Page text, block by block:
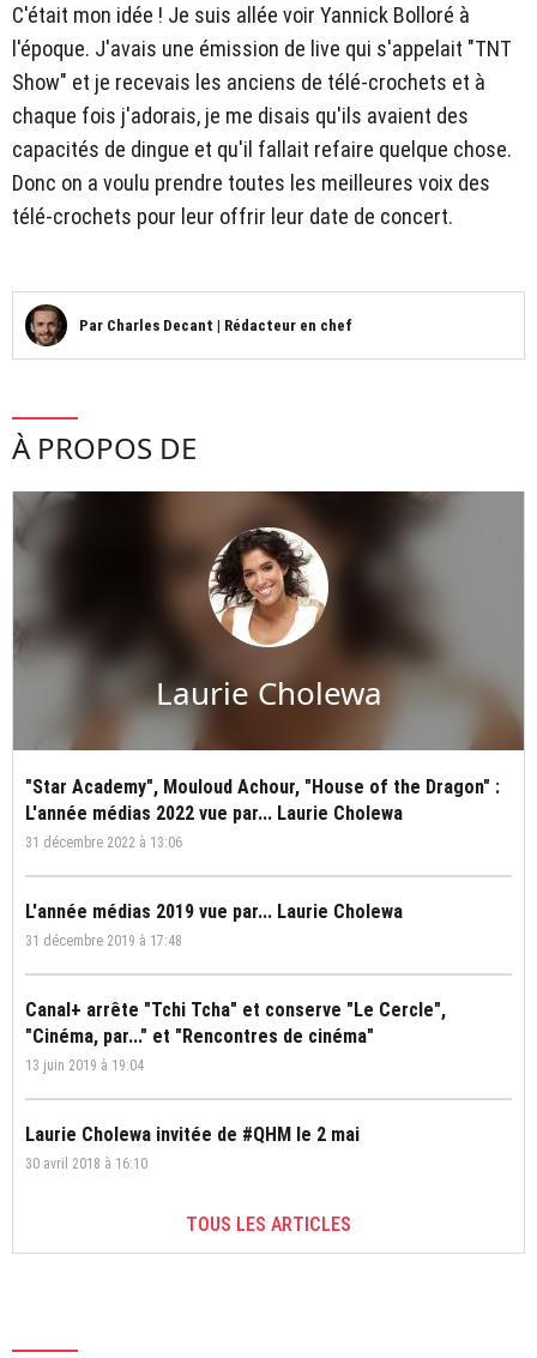
C'était mon idée ! Je suis allée voir Yannick Bolloré à
l'époque. J'avais une émission de live qui s'appelait "TNT
Show" et je recevais les anciens de télé-crochets et à
chaque fois j'adorais, je me disais qu'ils avaient des
capacités de dingue et qu'il fallait refaire quelque chose.
Donc on a voulu prendre toutes les meilleures voix des
télé-crochets pour leur offrir leur date de concert.
Par Charles Decant | Rédacteur en chef
À PROPOS DE
Laurie Cholewa
"Star Academy", Mouloud Achour, "House of the Dragon" :
L'année médias 2022 vue par... Laurie Cholewa
31 décembre 2022 à 13:06
L'année médias 2019 vue par... Laurie Cholewa
31 décembre 2019 à 17:48
Canal+ arrête "Tchi Tcha" et conserve "Le Cercle",
"Cinéma, par..." et "Rencontres de cinéma"
13 juin 2019 à 19:04
Laurie Cholewa invitée de #QHM le 2 mai
30 avril 2018 à 16:10
TOUS LES ARTICLES